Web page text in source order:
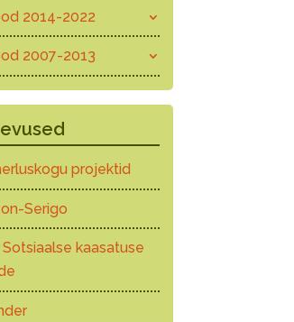
2014-2022
2007-2013
projektid
Serigo
Sotsiaalse kaasatuse